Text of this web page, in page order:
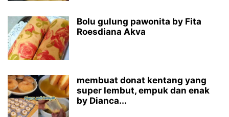
Bolu gulung pawonita by Fita
Roesdiana Akva
membuat donat kentang yang
super lembut, empuk dan enak
by Dianca...